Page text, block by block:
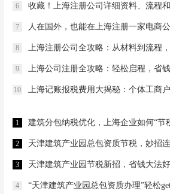
6 收藏！上海注册公司详细资料、流程和费用-收藏！上海注册公
7 人在国外，也能在上海注册一家电商公司-人在国外，也能
8 上海注册公司全攻略：从材料到流程，节税技巧大揭秘-上
9 上海公司注册全攻略：轻松启程，省钱省心-上海
10 上海记账报税费用大揭秘：个体工商户与有限公司，谁更省钱？
1 建筑分包纳税优化，上海企业如何“节税”上海
2 天津建筑产业园总包资质节税，妙招连连看！天津建筑产
3 天津建筑产业园节税新招，省钱大法好嗨哟！天津建筑产
4 “天津建筑产业园总包资质办理”轻松get，关键步骤大揭秘！天